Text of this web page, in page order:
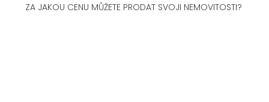
ZA JAKOU CENU MŮŽETE PRODAT SVOJI NEMOVITOSTI?